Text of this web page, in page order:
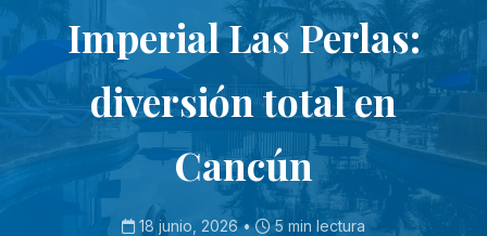
Imperial Las Perlas:
diversión total en
Cancún
18 junio, 2026 • 5 min lectura